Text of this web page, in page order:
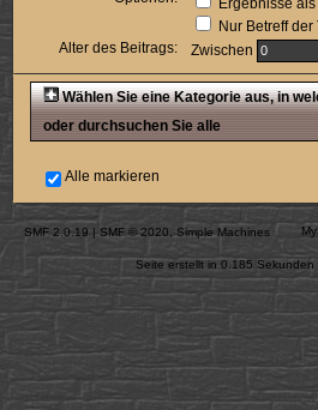
Nur Betreff der
Alter des Beitrags:
Zwischen
Wählen Sie eine Kategorie aus, in
oder durchsuchen Sie alle
Alle markieren
SMF 2.0.19 | SMF © 2020 Simple Machines
Seite erstellt in 0.185 Sekunden